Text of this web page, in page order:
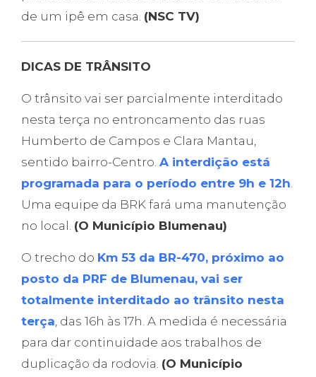
de um ipê em casa. (NSC TV)
DICAS DE TRÂNSITO
O trânsito vai ser parcialmente interditado
nesta terça no entroncamento das ruas
Humberto de Campos e Clara Mantau,
sentido bairro-Centro. A interdição está
programada para o período entre 9h e 12h.
Uma equipe da BRK fará uma manutenção
no local. (O Município Blumenau)
O trecho do Km 53 da BR-470, próximo ao
posto da PRF de Blumenau, vai ser
totalmente interditado ao trânsito nesta
terça, das 16h às 17h. A medida é necessária
para dar continuidade aos trabalhos de
duplicação da rodovia. (O Município